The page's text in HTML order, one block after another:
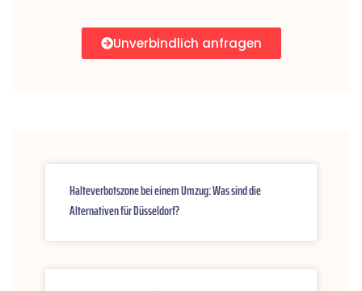
Unverbindlich anfragen
Halteverbotszone bei einem Umzug: Was sind die
Alternativen für Düsseldorf?